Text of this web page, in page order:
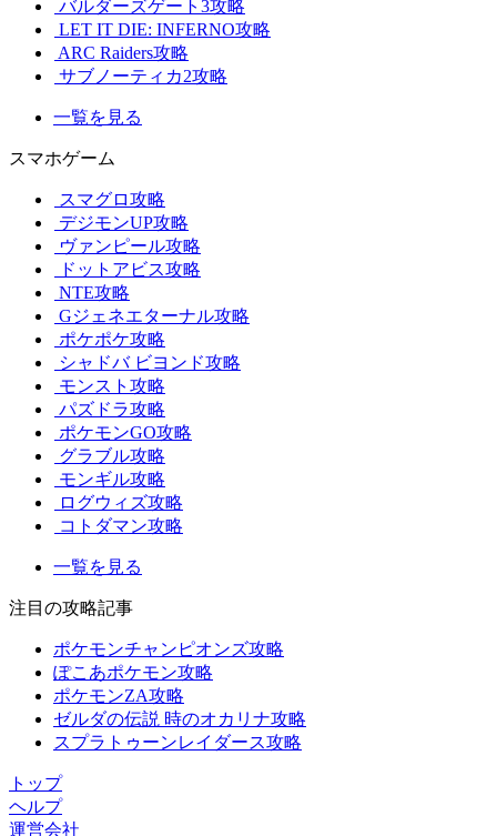
バルダーズゲート3攻略
LET IT DIE: INFERNO攻略
ARC Raiders攻略
サブノーティカ2攻略
一覧を見る
スマホゲーム
スマグロ攻略
デジモンUP攻略
ヴァンピール攻略
ドットアビス攻略
NTE攻略
Gジェネエターナル攻略
ポケポケ攻略
シャドバ ビヨンド攻略
モンスト攻略
パズドラ攻略
ポケモンGO攻略
グラブル攻略
モンギル攻略
ログウィズ攻略
コトダマン攻略
一覧を見る
注目の攻略記事
ポケモンチャンピオンズ攻略
ぽこあポケモン攻略
ポケモンZA攻略
ゼルダの伝説 時のオカリナ攻略
スプラトゥーンレイダース攻略
トップ
ヘルプ
運営会社